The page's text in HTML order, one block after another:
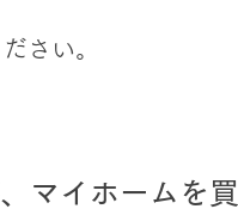
さい。
マイホームを